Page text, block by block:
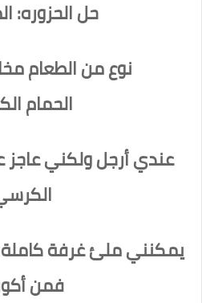
حل الحزوره:
نوع من الطعام
الحمام
عندي أرجل ولكني
يمكنني ملئ غرفة
فمن